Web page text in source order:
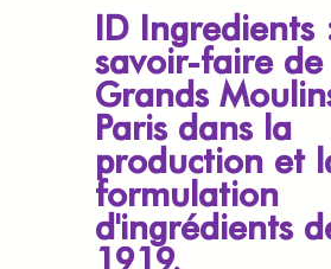
ID Ingredients
savoir-faire de
Grands
Paris dans la
production et
formulation
d'ingrédients
1919.